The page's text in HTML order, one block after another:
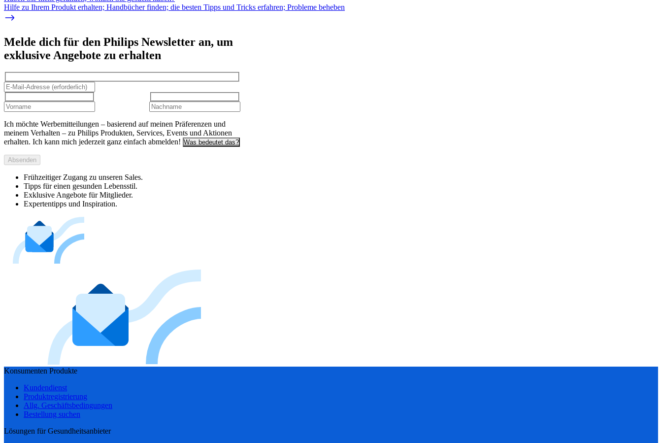
Hilfe zu Ihrem Produkt erhalten; Handbücher finden; die besten Tipps und Tricks erfahren; Probleme beheben
Melde dich für den Philips Newsletter an, um
exklusive Angebote zu erhalten
Ich möchte Werbemitteilungen – basierend auf meinen Präferenzen und
meinem Verhalten – zu Philips Produkten, Services, Events und Aktionen
erhalten. Ich kann mich jederzeit ganz einfach abmelden! Was bedeutet das?
Absenden
Frühzeitiger Zugang zu unseren Sales.
Tipps für einen gesunden Lebensstil.
Exklusive Angebote für Mitglieder.
Expertentipps und Inspiration.
Konsumenten Produkte
Kundendienst
Produktregistrierung
Allg. Geschäftsbedingungen
Bestellung suchen
Lösungen für Gesundheitsanbieter